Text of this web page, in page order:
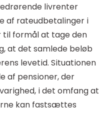
livrenter
af rateudbetalinger i
til formål at tage den
at det samlede beløb
levetid. Situationen
af pensioner, der
i det omfang at
kan fastsættes